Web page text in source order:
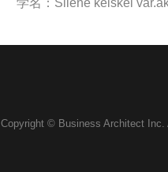
Copyright © Business Architect Inc.